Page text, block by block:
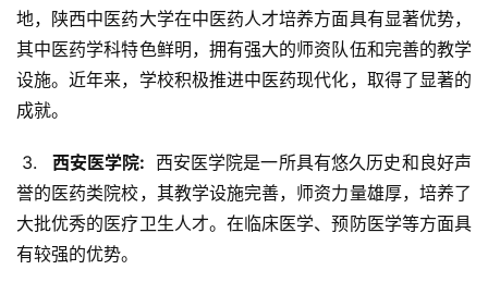
地，陕西中医药大学在中医药人才培养方面具有显著优势，
其中医药学科特色鲜明，拥有强大的师资队伍和完善的教学
设施。近年来，学校积极推进中医药现代化，取得了显著的
成就。
3.
  西安医学院:
西安医学院是一所具有悠久历史和良好声
誉的医药类院校，其教学设施完善，师资力量雄厚，培养了
大批优秀的医疗卫生人才。在临床医学、预防医学等方面具
有较强的优势。